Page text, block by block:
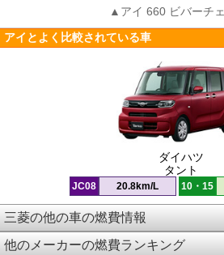
▲アイ 660 ビバーチ
アイとよく比較されている車
ダイハツ
タント
JC08 20.8km/L 10・15
三菱の他の車の燃費情報
他のメーカーの燃費ランキング